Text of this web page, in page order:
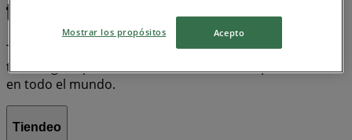
Tiendeo forma parte de Shopfully, la empresa
tecnológica que está reinventando las compras locales
en todo el mundo.
Tiendeo
Mostrar los propósitos Acepto